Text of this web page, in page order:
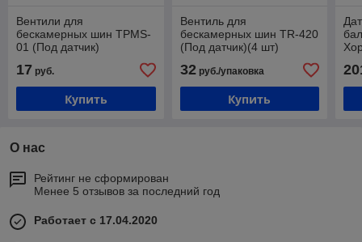
Вентили для
бескамерных шин TPMS-
01 (Под датчик)
17 руб.
Купить
Вентиль для
бескамерных шин TR-420
(Под датчик)(4 шт)
32руб./упаковка
Купить
О нас
Рейтинг не сформирован
Менее 5 отзывов за последний год
Работает с 17.04.2020